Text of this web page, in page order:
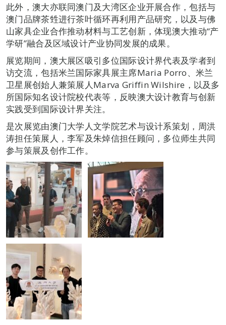
此外，澳大亦联同澳门及大湾区企业开展合作，包括与
澳门品牌茶甡进行茶叶循环再利用产品研究，以及与佛
山家具企业合作推动材料与工艺创新，体现澳大推动“产
学研”融合及区域设计产业协同发展的成果。
展览期间，澳大展区吸引多位国际设计界代表及学者到
访交流，包括米兰国际家具展主席Maria Porro、米兰
卫星展创始人兼策展人Marva Griffin Wilshire，以及多
所国际知名设计院校代表等，反映澳大设计教育与创新
实践受到国际设计界关注。
是次展览由澳门大学人文学院艺术与设计系策划，周洪
涛担任策展人，李军及朱焯信担任顾问，多位师生共同
参与策展及创作工作。